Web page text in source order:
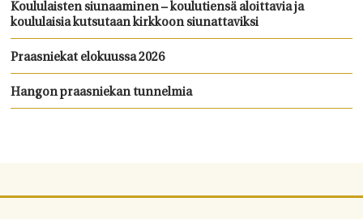
Koululaisten siunaaminen – koulutiensä aloittavia ja
koululaisia kutsutaan kirkkoon siunattaviksi
Praasniekat elokuussa 2026
Hangon praasniekan tunnelmia